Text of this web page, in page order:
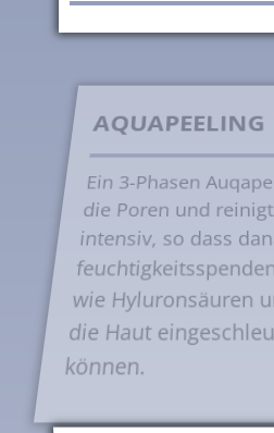
AQUAPEELING
Ein 3-Phasen
die Poren und
intensiv, so dass
wie Hyluronsäuren
die Haut
können.